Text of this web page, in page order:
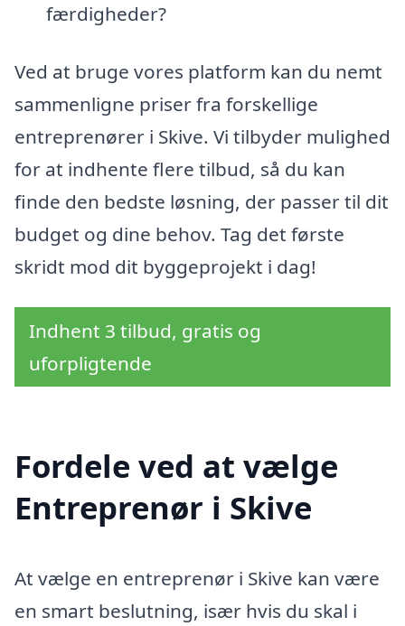
færdigheder?
Ved at bruge vores platform kan du nemt
sammenligne priser fra forskellige
entreprenører i Skive. Vi tilbyder mulighed
for at indhente flere tilbud, så du kan
finde den bedste løsning, der passer til dit
budget og dine behov. Tag det første
skridt mod dit byggeprojekt i dag!
Indhent 3 tilbud, gratis og
uforpligtende
Fordele ved at vælge
Entreprenør i Skive
At vælge en entreprenør i Skive kan være
en smart beslutning, især hvis du skal i